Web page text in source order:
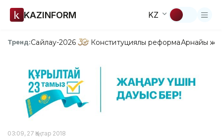
KAZINFORM KZ
Тренд:Сайлау-2026 Конституциялық реформаАрнайы
03:09, 27 Қаңтар 2018